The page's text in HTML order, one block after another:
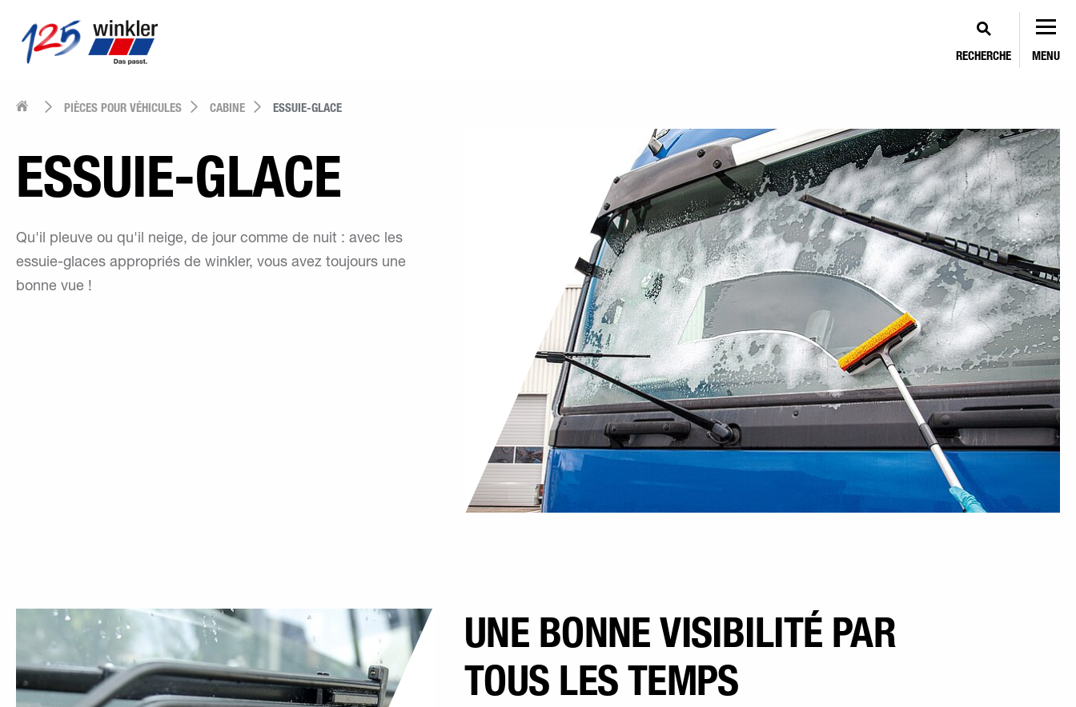
RECHERCHE MENU
PIÈCES POUR VÉHICULES CABINE ESSUIE-GLACE
ESSUIE-GLACE
Qu'il pleuve ou qu'il neige, de jour comme de nuit : avec les
essuie-glaces appropriés de winkler, vous avez toujours une
bonne vue !
UNE BONNE VISIBILITÉ PAR
TOUS LES TEMPS